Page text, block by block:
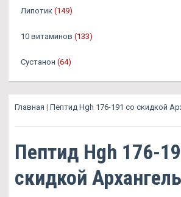
Липотик (149)
10 витаминов (133)
Сустанон (64)
Главная | Пептид Hgh 176-191 со скидкой
Пептид Hgh 176-
скидкой